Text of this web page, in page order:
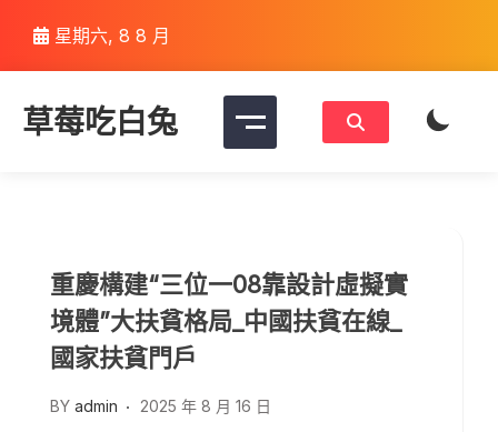
content
星期六, 8 8 月
草莓吃白兔
重慶構建“三位一08靠設計虛擬實
境體”大扶貧格局_中國扶貧在線_
國家扶貧門戶
BY admin 2025 年 8 月 16 日